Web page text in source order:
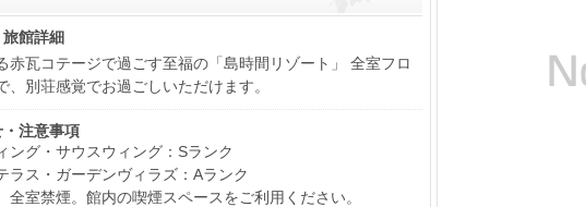
館詳細
赤瓦コテージで過ごす至福の「島時間リゾート」 全室フロ
、別荘感覚でお過ごしいただけます。
注意事項
ウィング・サウスウィング：Sランク
テラス・ガーデンヴィラズ：Aランク
。館内の喫煙スペースをご利用ください。